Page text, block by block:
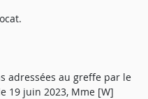
adressées au greffe par le
19 juin 2023, Mme [W]